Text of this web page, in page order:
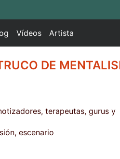
Vídeos Artista
DE
terapeutas, gurus y
escenario